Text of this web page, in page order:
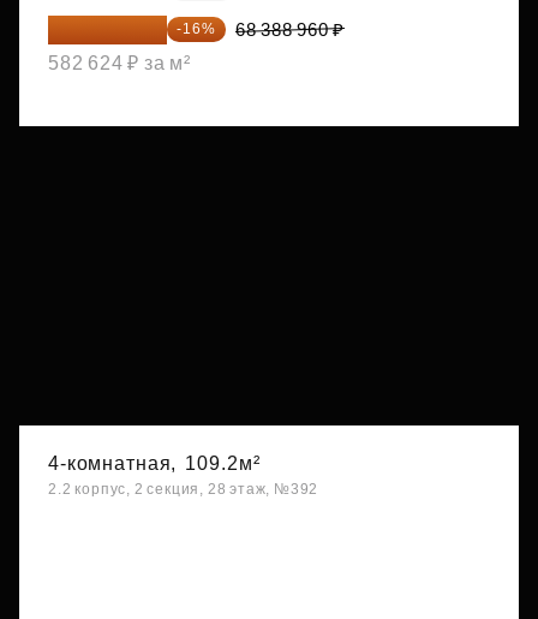
57 446 726 ₽ -16%
68 388 960 ₽
582 624 ₽ за м²
4-комнатная, 109.2м²
2.2 корпус, 2 секция, 28 этаж, №392